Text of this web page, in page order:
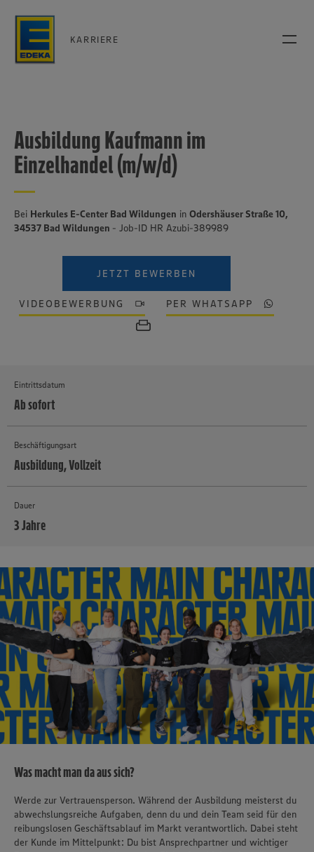
KARRIERE
Ausbildung Kaufmann im
Einzelhandel (m/w/d)
Bei Herkules E-Center Bad Wildungen in Odershäuser Straße 10,
34537 Bad Wildungen - Job-ID HR Azubi-389989
JETZT BEWERBEN
VIDEOBEWERBUNG PER WHATSAPP
Eintrittsdatum
Ab sofort
Beschäftigungsart
Ausbildung, Vollzeit
Dauer
3 Jahre
Was macht man da aus sich?
Werde zur Vertrauensperson. Während der Ausbildung meisterst du
abwechslungsreiche Aufgaben, denn du und dein Team seid für den
reibungslosen Geschäftsablauf im Markt verantwortlich. Dabei steht
der Kunde im Mittelpunkt: Du bist Ansprechpartner und wichtiger